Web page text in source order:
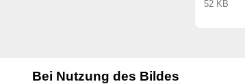
52 KB
Bei Nutzung des Bildes